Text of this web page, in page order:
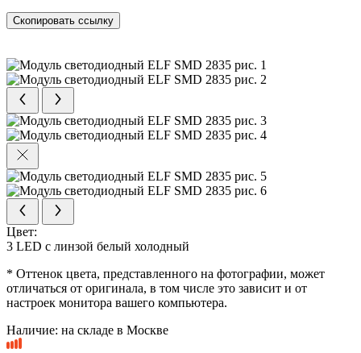
Скопировать ссылку
Цвет:
3 LED с линзой белый холодный
* Оттенок цвета, представленного на фотографии, может
отличаться от оригинала, в том числе это зависит и от
настроек монитора вашего компьютера.
Наличие: на складе в Москве